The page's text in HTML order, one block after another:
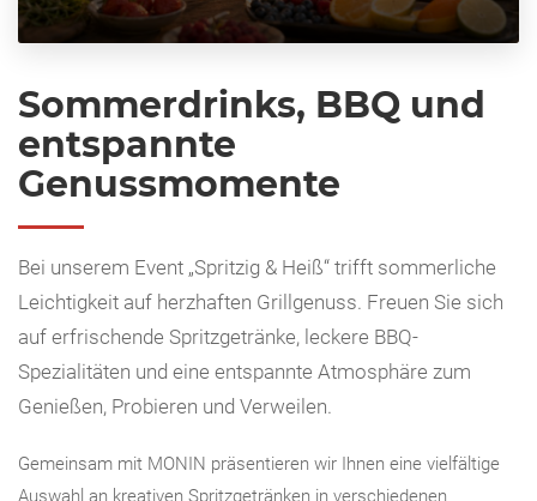
Sommerdrinks, BBQ und
entspannte
Genussmomente
Bei unserem Event „Spritzig & Heiß“ trifft sommerliche
Leichtigkeit auf herzhaften Grillgenuss. Freuen Sie sich
auf erfrischende Spritzgetränke, leckere BBQ-
Spezialitäten und eine entspannte Atmosphäre zum
Genießen, Probieren und Verweilen.
Gemeinsam mit MONIN präsentieren wir Ihnen eine vielfältige
Auswahl an kreativen Spritzgetränken in verschiedenen